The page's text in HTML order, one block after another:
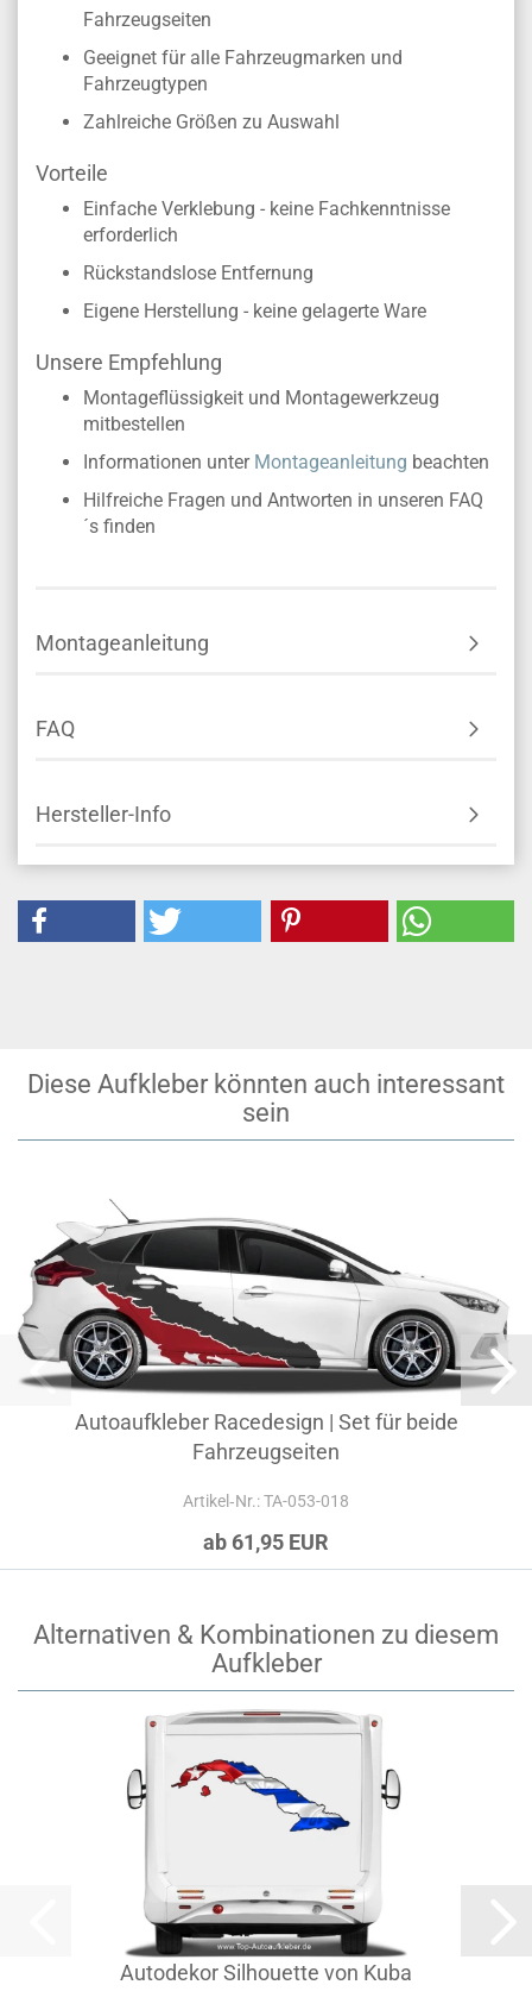
Fahrzeugseiten
Geeignet für alle Fahrzeugmarken und
Fahrzeugtypen
Zahlreiche Größen zu Auswahl
Vorteile
Einfache Verklebung - keine Fachkenntnisse
erforderlich
Rückstandslose Entfernung
Eigene Herstellung - keine gelagerte Ware
Unsere Empfehlung
Montageflüssigkeit und Montagewerkzeug
mitbestellen
Informationen unter Montageanleitung beachten
Hilfreiche Fragen und Antworten in unseren FAQ
´s finden
Montageanleitung
FAQ
Hersteller-Info
Diese Aufkleber könnten auch interessant
sein
Autoaufkleber Racedesign | Set für beide
Fahrzeugseiten
Artikel‑Nr.: TA-053-018
ab 61,95 EUR
Alternativen & Kombinationen zu diesem
Aufkleber
Autodekor Silhouette von Kuba